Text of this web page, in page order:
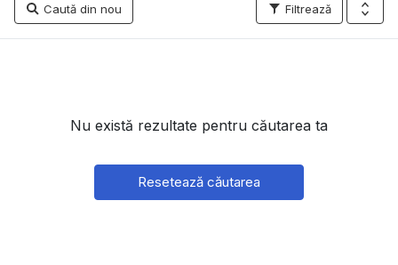
Filtrează
Caută din nou
Nu există rezultate pentru căutarea ta
Resetează căutarea